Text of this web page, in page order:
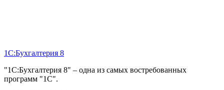
1С:Бухгалтерия 8
"1С:Бухгалтерия 8" – одна из самых востребованных
программ "1С".